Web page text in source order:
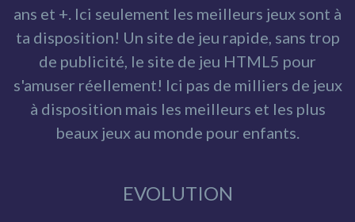
ans et +. Ici seulement les meilleurs jeux sont à
ta disposition! Un site de jeu rapide, sans trop
de publicité, le site de jeu HTML5 pour
s'amuser réellement! Ici pas de milliers de jeux
à disposition mais les meilleurs et les plus
beaux jeux au monde pour enfants.
EVOLUTION